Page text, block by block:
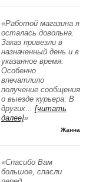
«Работой магазина я
осталась довольна.
Заказ привезли в
назначенный день и в
указанное время.
Особенно
впечатлило
получение сообщения
о выезде курьера. В
других... [читать
далее]»
Жанна
«Спасибо Вам
большое, спасли